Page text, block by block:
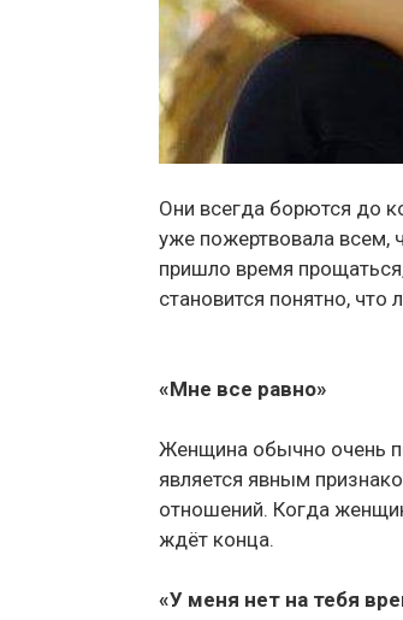
Они всегда борются до
уже пожертвовала всем,
пришло время
становится понятно,
«Мне все равно»
Женщина обычно очень
является явным
отношений. Когда
ждёт конца.
«У меня нет на тебя